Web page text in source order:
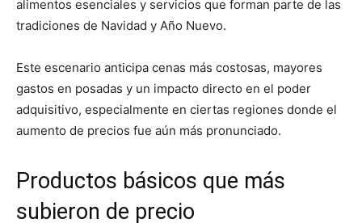
alimentos esenciales y servicios que forman parte de las
tradiciones de Navidad y Año Nuevo.
Este escenario anticipa cenas más costosas, mayores
gastos en posadas y un impacto directo en el poder
adquisitivo, especialmente en ciertas regiones donde el
aumento de precios fue aún más pronunciado.
Productos básicos que más
subieron de precio